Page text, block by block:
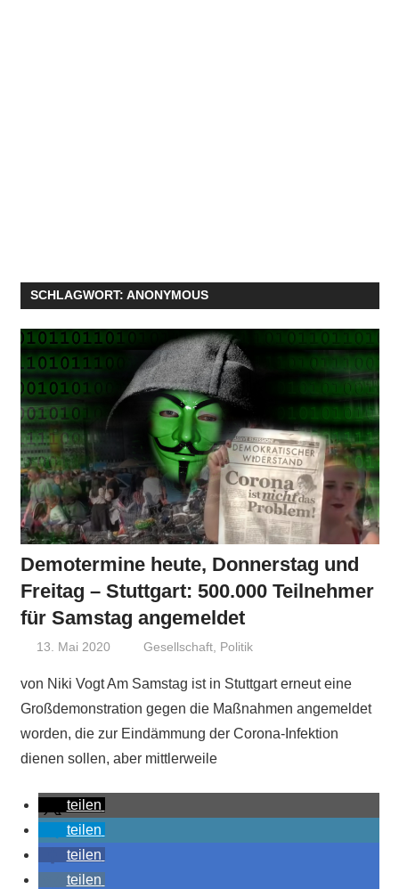
SCHLAGWORT: ANONYMOUS
Demotermine heute, Donnerstag und
Freitag – Stuttgart: 500.000 Teilnehmer
für Samstag angemeldet
13. Mai 2020 Niki Vogt
Gesellschaft, Politik
von Niki Vogt Am Samstag ist in Stuttgart erneut eine
Großdemonstration gegen die Maßnahmen angemeldet
worden, die zur Eindämmung der Corona-Infektion
dienen sollen, aber mittlerweile
teilen
teilen
teilen
teilen